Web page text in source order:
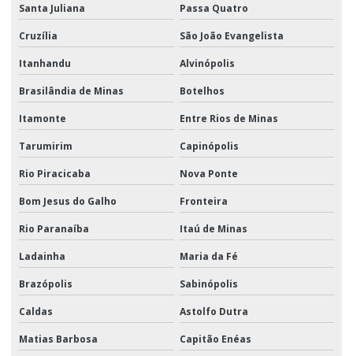
Santa Juliana Passa Quatro
Cruzília São João Evangelista
Itanhandu Alvinópolis
Brasilândia de Minas Botelhos
Itamonte Entre Rios de Minas
Tarumirim Capinópolis
Rio Piracicaba Nova Ponte
Bom Jesus do Galho Fronteira
Rio Paranaíba Itaú de Minas
Ladainha Maria da Fé
Brazópolis Sabinópolis
Caldas Astolfo Dutra
Matias Barbosa Capitão Enéas